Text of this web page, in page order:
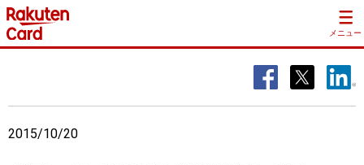
メニュー
2015/10/20